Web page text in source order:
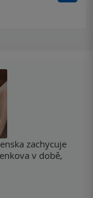
zachycuje
v době,